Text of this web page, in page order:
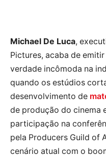
Michael De Luca,
Pictures, acaba de
verdade incômoda na
quando os estúdios
desenvolvimento de
de produção do cinema
participação na
pela Producers Guild of
cenário atual com o